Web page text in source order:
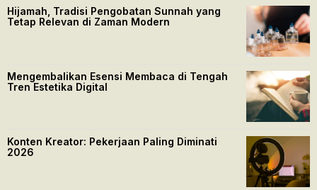
Hijamah, Tradisi Pengobatan Sunnah yang
Tetap Relevan di Zaman Modern
Mengembalikan Esensi Membaca di Tengah
Tren Estetika Digital
Konten Kreator: Pekerjaan Paling Diminati
2026